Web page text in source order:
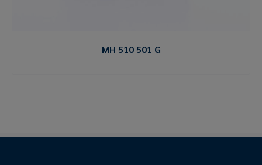
MH 510 501 G